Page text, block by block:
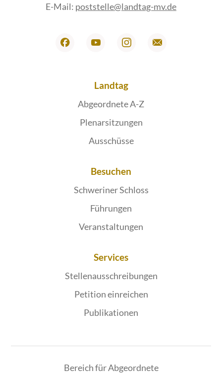
E-Mail: poststelle@landtag-mv.de
Landtag
Abgeordnete A-Z
Plenarsitzungen
Ausschüsse
Besuchen
Schweriner Schloss
Führungen
Veranstaltungen
Services
Stellenausschreibungen
Petition einreichen
Publikationen
Bereich für Abgeordnete